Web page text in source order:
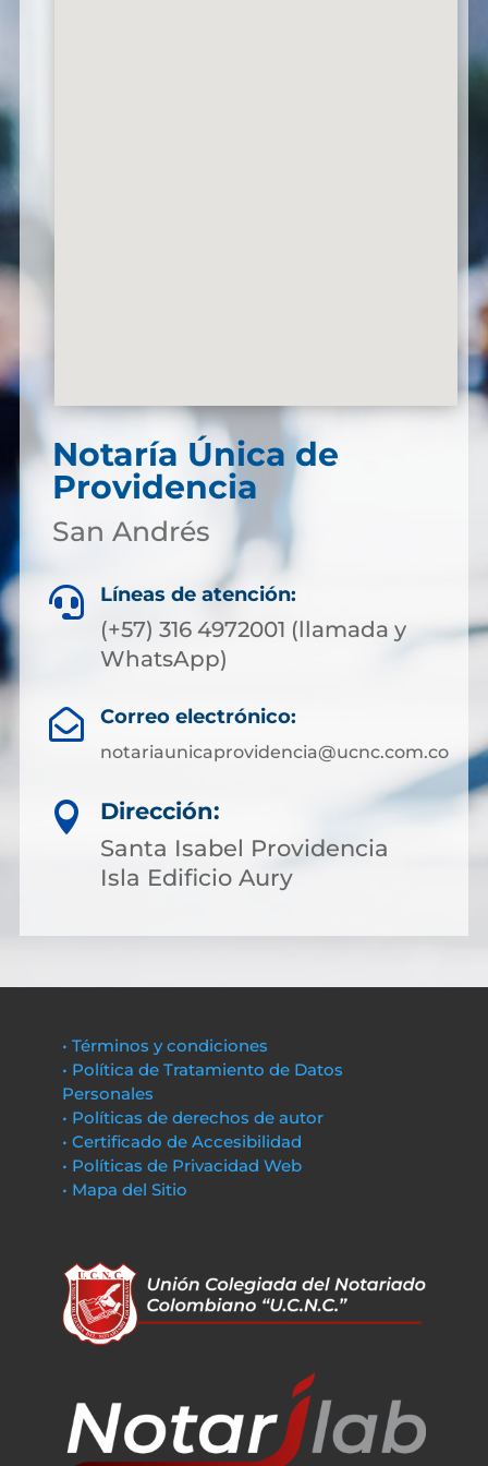
Notaría Única de
Providencia
San Andrés
 Líneas de atención:
(+57) 316 4972001 (llamada y
WhatsApp)
 Correo electrónico:
notariaunicaprovidencia@ucnc.com.co

Dirección:
Santa Isabel Providencia
Isla Edificio Aury
• Términos y condiciones
• Política de Tratamiento de Datos
Personales
• Políticas de derechos de autor
• Certificado de Accesibilidad
• Políticas de Privacidad Web
• Mapa del Sitio